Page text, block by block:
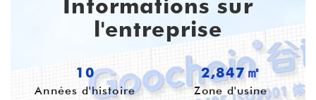
Informations sur
l'entreprise
10
Années d'histoire
3,578㎡
Zone d'usine